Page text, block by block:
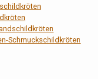
Schmuckschildkröten